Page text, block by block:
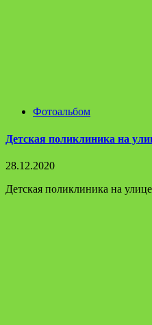
Фотоальбом
Детская поликлиника на
28.12.2020
Детская поликлиника на